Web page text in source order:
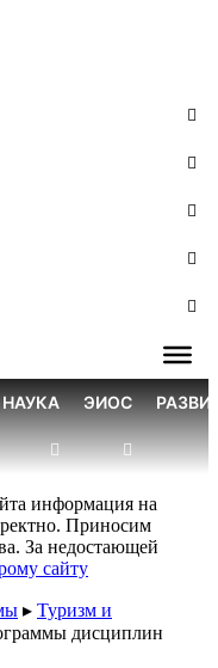
НАУКА ЭИОС
информация на
Приносим
За недостающей
сайту
▸ Туризм и
дисциплин